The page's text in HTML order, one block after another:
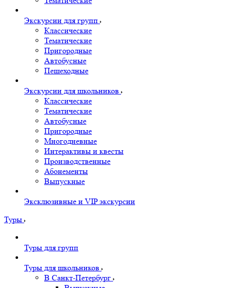
Экскурсии для групп
Классические
Тематические
Пригородные
Автобусные
Пешеходные
Экскурсии для школьников
Классические
Тематические
Автобусные
Пригородные
Многодневные
Интерактивы и квесты
Производственные
Абонементы
Выпускные
Эксклюзивные и VIP экскурсии
Туры
Туры для групп
Туры для школьников
В Санкт-Петербург